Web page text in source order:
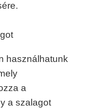
használhatunk
a
a szalagot